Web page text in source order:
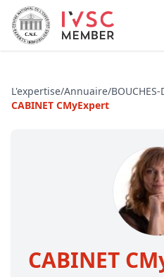
L'expertise/Annuaire/
CABINET CMyExpert
CABINET